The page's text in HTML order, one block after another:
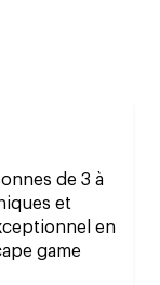
de 3 à
et
en
game